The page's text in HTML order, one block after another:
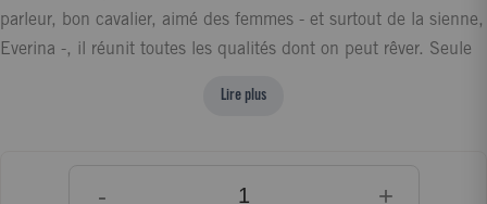
parleur, bon cavalier, aimé des femmes - et surtout de la sienne,
Everina -, il réunit toutes les qualités dont on peut rêver. Seule
longueur de journée. Lorsque Oliver Lyon, un peintre de talent,
compliquent... Un court chef-d'?uvre sur l'obsession de
Lire plus
- +